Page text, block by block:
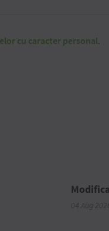
cu caracter personal.
04 Aug